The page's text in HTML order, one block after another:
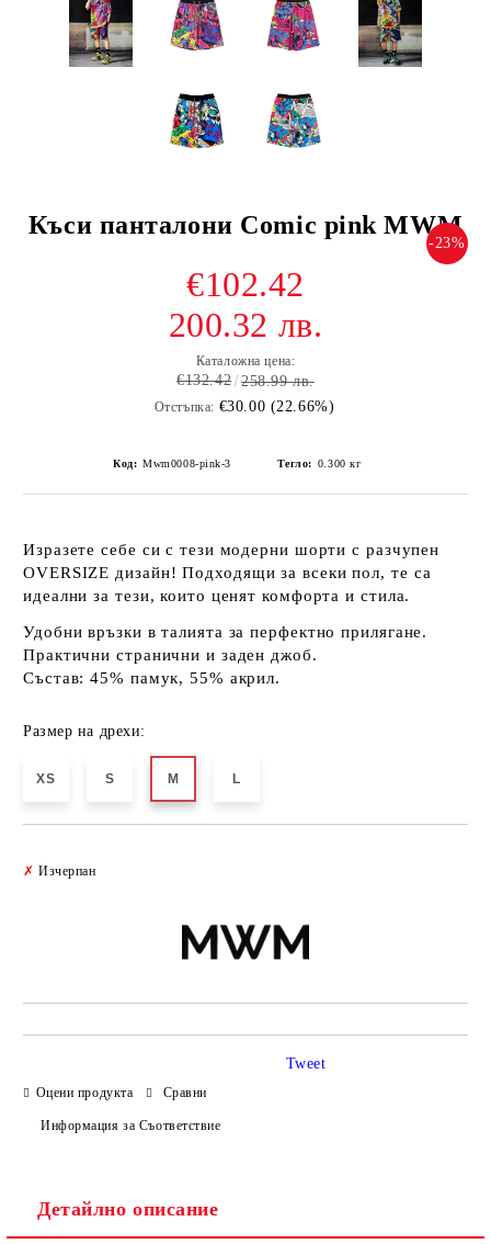
Къси панталони Comic pink MWM
-23%
€102.42
200.32 лв.
Каталожна цена:
€132.42 258.99 лв.
Отстъпка: €30.00 (22.66%)
Код: Mwm0008-pink-3 Тегло: 0.300 кг
Изразете себе си с тези модерни шорти с разчупен
OVERSIZE дизайн! Подходящи за всеки пол, те са
идеални за тези, които ценят комфорта и стила.
Удобни връзки в талията за перфектно прилягане.
Практични странични и заден джоб.
Състав: 45% памук, 55% акрил.
Размер на дрехи:
XS S M L
✗ Изчерпан
Оцени продукта Сравни
Информация за Съответствие
Tweet
Детайлно описание